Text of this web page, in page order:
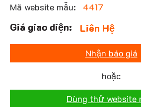
Mã website mẫu: 4417
Liên Hệ
Nhận báo giá
hoặc
Dùng thử website